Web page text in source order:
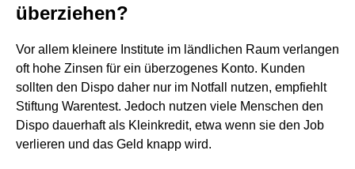
überziehen?
Vor allem kleinere Institute im ländlichen Raum verlangen
oft hohe Zinsen für ein überzogenes Konto. Kunden
sollten den Dispo daher nur im Notfall nutzen, empfiehlt
Stiftung Warentest. Jedoch nutzen viele Menschen den
Dispo dauerhaft als Kleinkredit, etwa wenn sie den Job
verlieren und das Geld knapp wird.